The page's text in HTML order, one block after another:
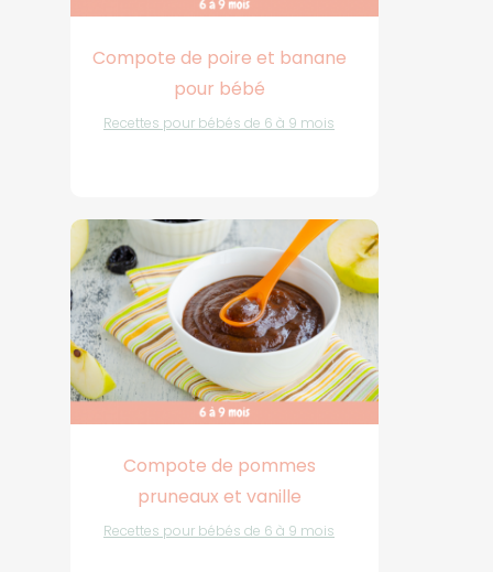
Compote de poire et banane
pour bébé
Recettes pour bébés de 6 à 9 mois
Compote de pommes
pruneaux et vanille
Recettes pour bébés de 6 à 9 mois